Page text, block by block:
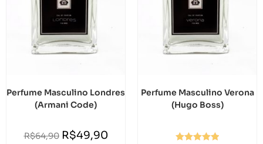
Perfume Masculino Londres
(Armani Code)
R$64,90 R$49,90
Perfume Masculino Verona
(Hugo Boss)